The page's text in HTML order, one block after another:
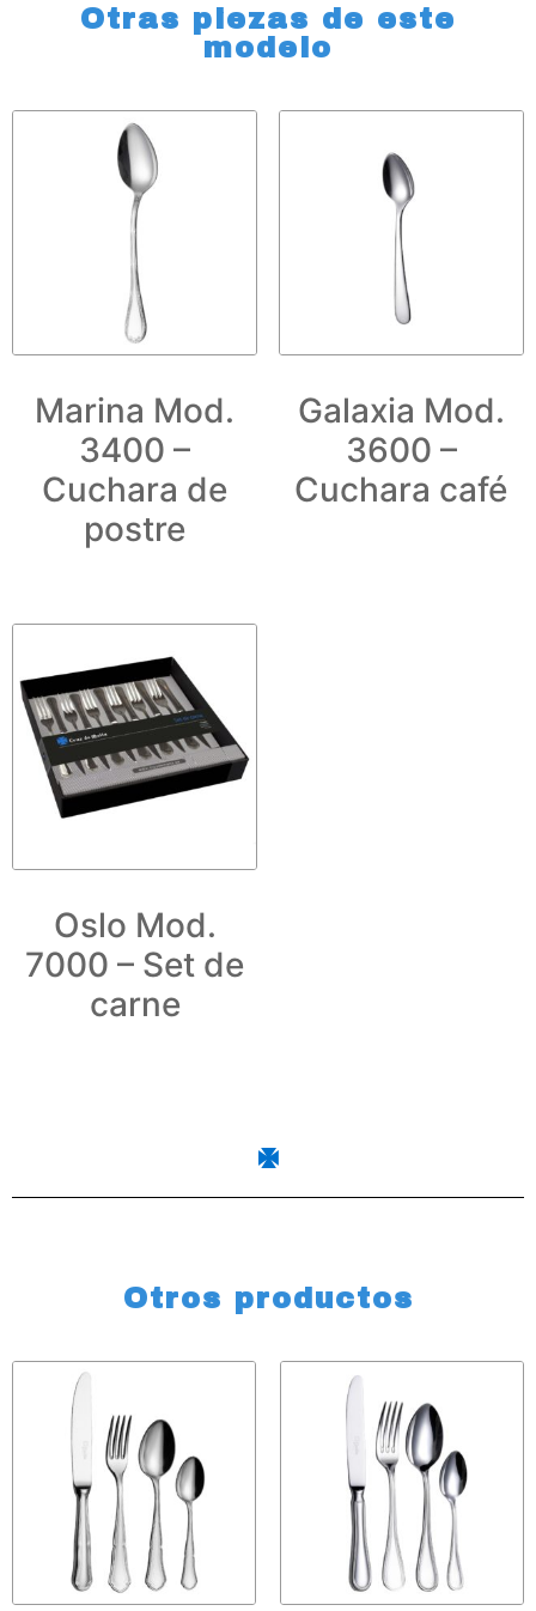
Otras piezas de este
modelo
Marina Mod.
3400 –
Cuchara de
postre
Galaxia Mod.
3600 –
Cuchara café
Oslo Mod.
7000 – Set de
carne
Otros productos